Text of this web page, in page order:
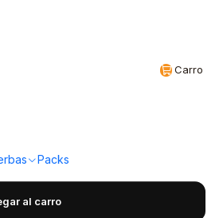
Carro
Packs
al carro